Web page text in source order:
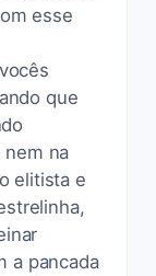
esse
que
nem na
elitista e
a pancada